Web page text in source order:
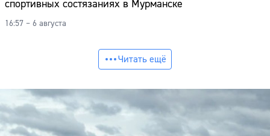
спортивных состязаниях в Мурманске
16:57 – 6 августа
Читать ещё